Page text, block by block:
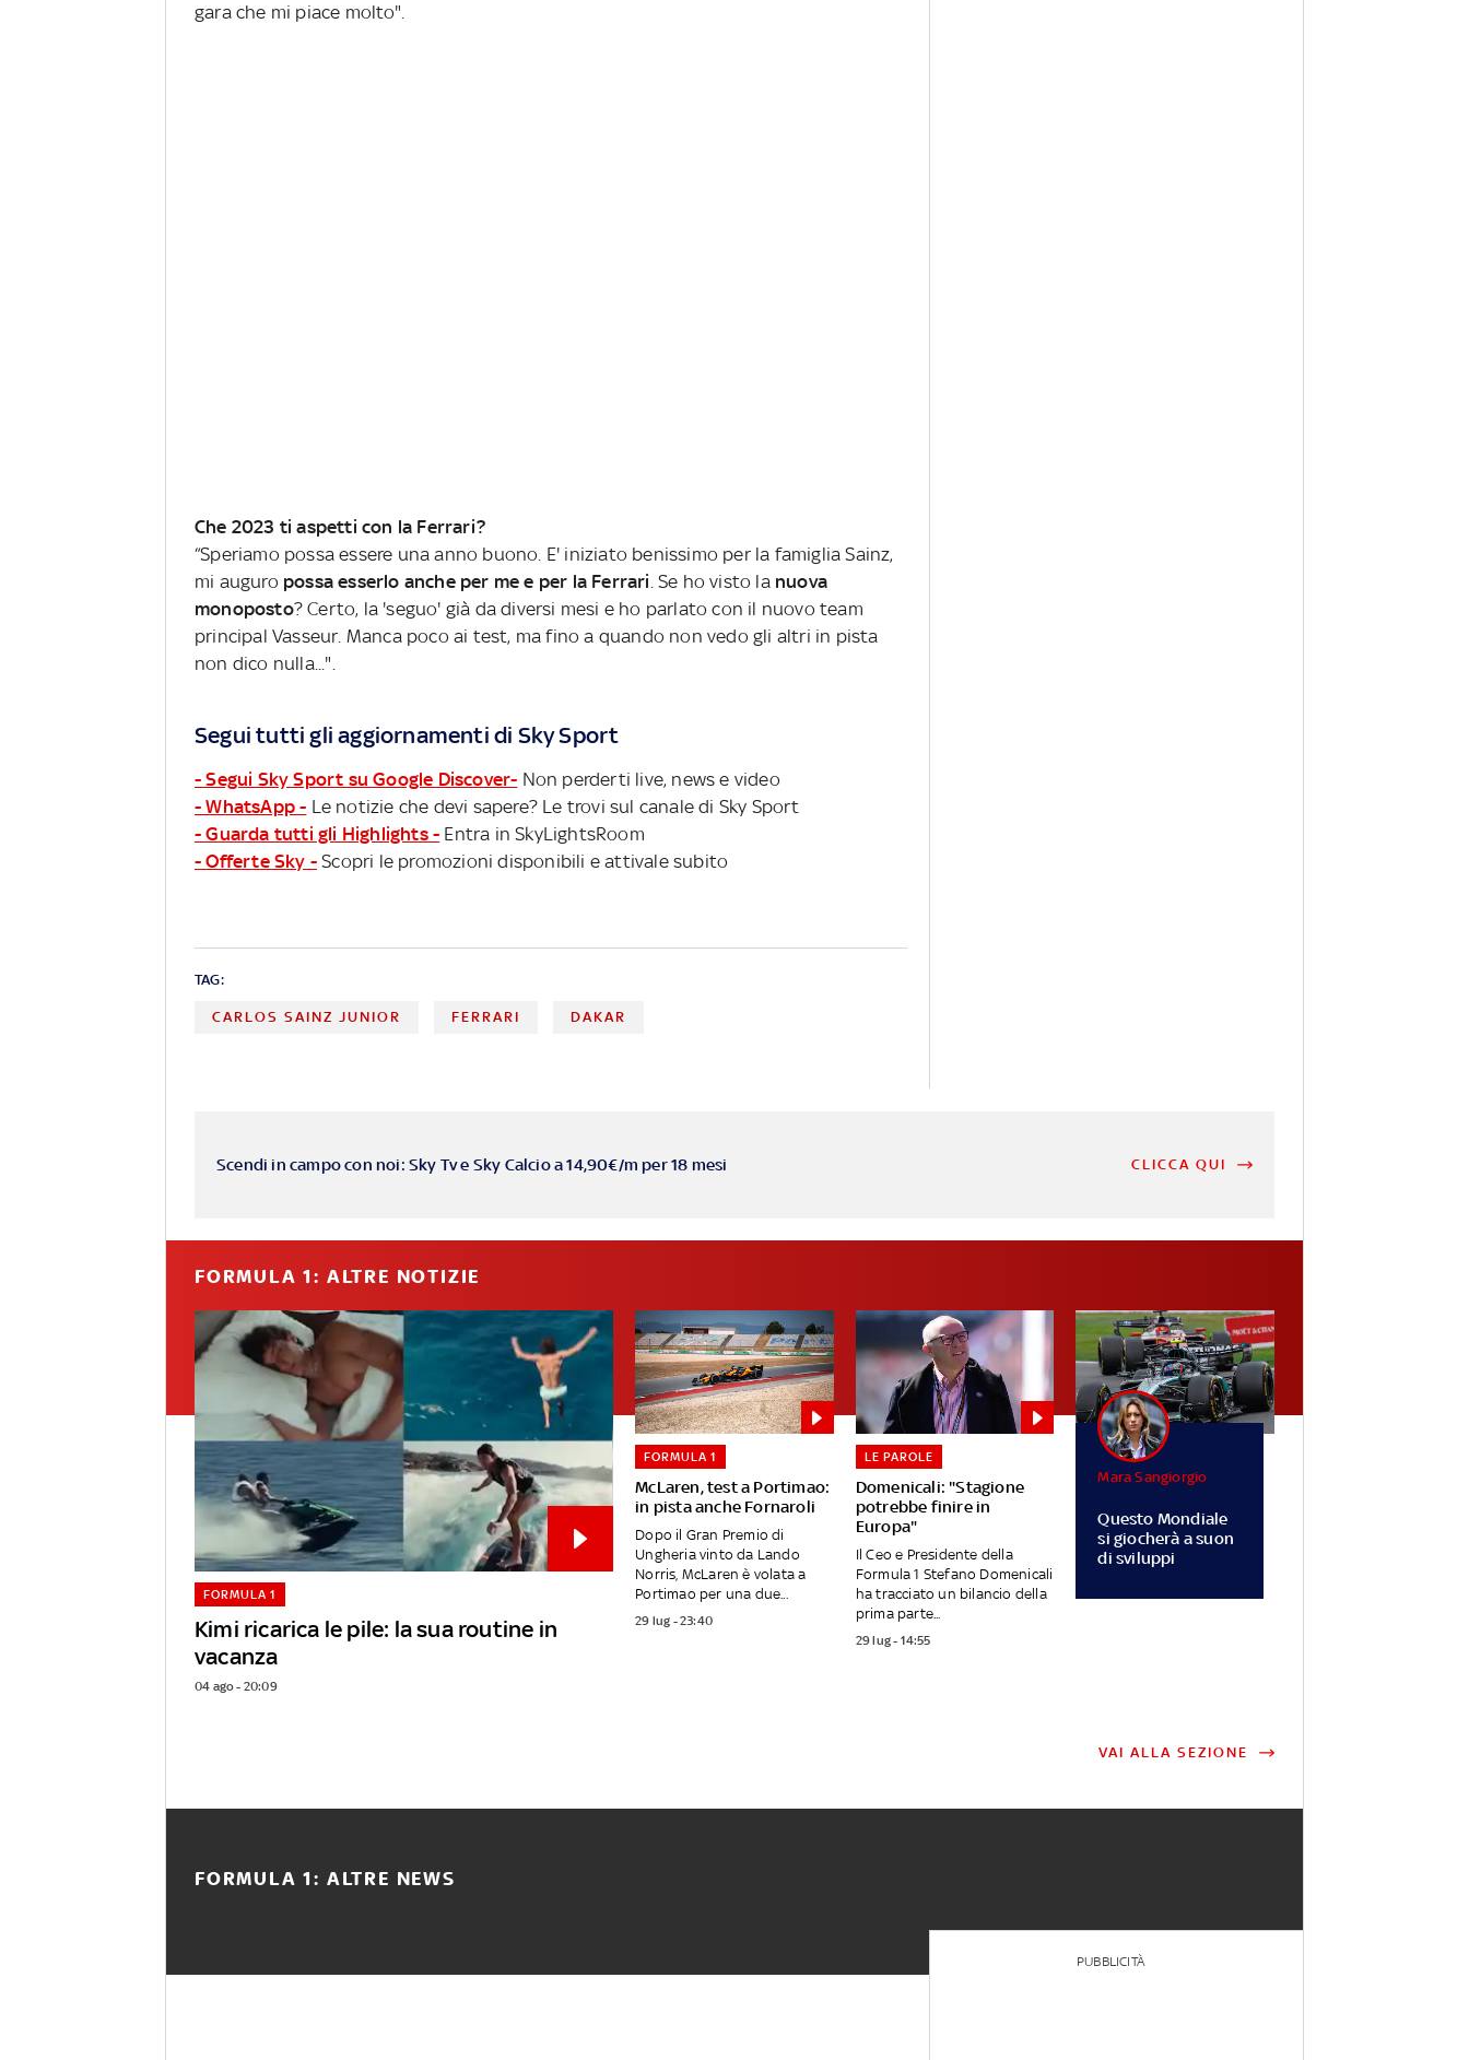
gara che mi piace molto".
Che 2023 ti aspetti con la Ferrari?
“Speriamo possa essere una anno buono. E' iniziato benissimo per la famiglia Sainz,
mi auguro possa esserlo anche per me e per la Ferrari . Se ho visto la nuova
monoposto? Certo, la 'seguo' già da diversi mesi e ho parlato con il nuovo team
principal Vasseur. Manca poco ai test, ma fino a quando non vedo gli altri in pista
non dico nulla...".
Segui tutti gli aggiornamenti di Sky Sport
- Segui Sky Sport su Google Discover- Non perderti live, news e video
- WhatsApp - Le notizie che devi sapere? Le trovi sul canale di Sky Sport
- Guarda tutti gli Highlights - Entra in SkyLightsRoom
- Offerte Sky - Scopri le promozioni disponibili e attivale subito
TAG:
CARLOS SAINZ JUNIOR FERRARI DAKAR
Scendi in campo con noi: Sky Tv e Sky Calcio a 14,90€/m per 18 mesi CLICCA QUI
FORMULA 1: ALTRE NOTIZIE
Kimi ricarica le pile: la sua routine in
vacanza
FORMULA 1
04 ago - 20:09
McLaren, test a Portimao:
in pista anche Fornaroli
FORMULA 1
Dopo il Gran Premio di
Ungheria vinto da Lando
Norris, McLaren è volata a
Portimao per una due...
29 lug - 23:40
Domenicali: "Stagione
potrebbe finire in
Europa"
LE PAROLE
Il Ceo e Presidente della
Formula 1 Stefano Domenicali
ha tracciato un bilancio della
prima parte...
29 lug - 14:55
Questo Mondiale
si giocherà a suon
di sviluppi
Mara Sangiorgio
VAI ALLA SEZIONE
FORMULA 1: ALTRE NEWS
PUBBLICITÀ